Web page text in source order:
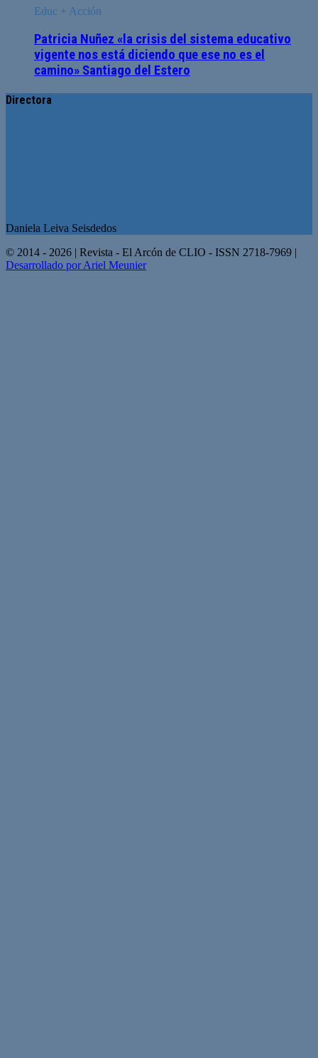
Educ + Acción
Patricia Nuñez «la crisis del sistema educativo
vigente nos está diciendo que ese no es el
camino» Santiago del Estero
Directora
Daniela Leiva Seisdedos
© 2014 - 2026 | Revista - El Arcón de CLIO - ISSN 2718-7969 |
Desarrollado por Ariel Meunier